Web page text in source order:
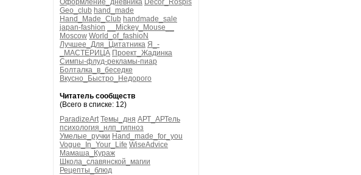
Оформление_дневника Decor_Rospis
Geo_club hand_made
Hand_Made_Club handmade_sale
japan-fashion
__Mickey_Mouse__
Moscow World_of_fashioN
Лучшее_Для_Цитатника Я_-
_МАСТЕРИЦА Проект_Жадинка
Симпы-флуд-рекламы-пиар
Болталка_в_беседке
Вкусно_Быстро_Недорого
Читатель сообществ
(Всего в списке: 12)
ParadizeArt Темы_дня АРТ_АРТель
психология_нлп_гипноз
Умелые_ручки Hand_made_for_you
Vogue_In_Your_Life WiseAdvice
Мамаша_Кураж
Школа_славянской_магии
Рецепты_блюд